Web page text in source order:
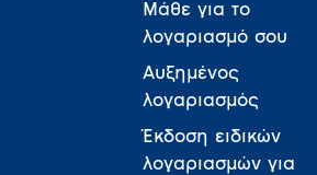
Μάθε για το
λογαριασμό σου
Αυξημένος
λογαριασμός
Έκδοση ειδικών
λογαριασμών για